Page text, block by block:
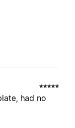
had no